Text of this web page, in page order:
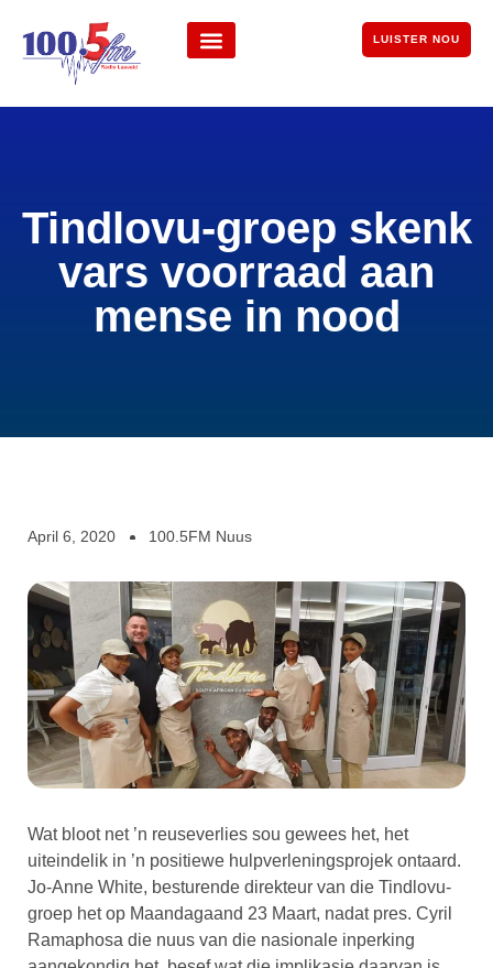
LUISTER NOU
Tindlovu-groep skenk
vars voorraad aan
mense in nood
April 6, 2020 100.5FM Nuus
Wat bloot net ’n reuseverlies sou gewees het, het
uiteindelik in ’n positiewe hulpverleningsprojek ontaard.
Jo-Anne White, besturende direkteur van die Tindlovu-
groep het op Maandagaand 23 Maart, nadat pres. Cyril
Ramaphosa die nuus van die nasionale inperking